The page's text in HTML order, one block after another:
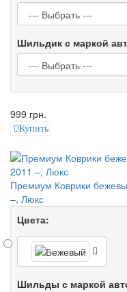
Шильдик с маркой
999 грн.
Купить
Премиум Коврики
–, Люкс
Цвета:
Шильды с маркой